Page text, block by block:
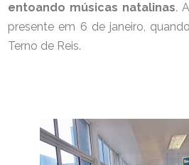
entoando músicas natalinas.
presente em 6 de janeiro,
Terno de Reis.